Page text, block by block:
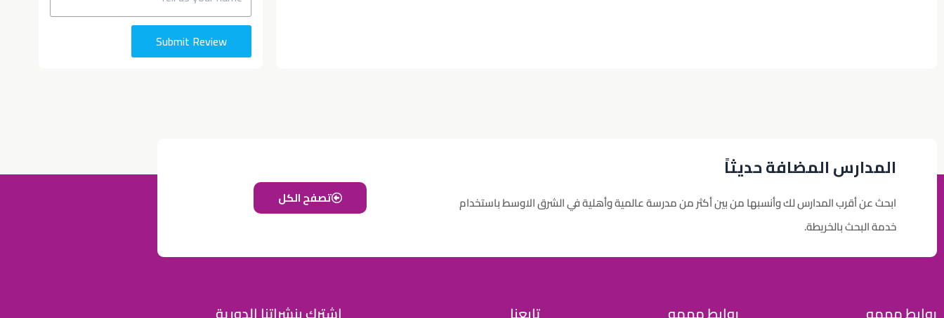
Submit Review
المدارس المضافة حديثاً
ابحث عن أقرب المدارس لك وأنسبها من بين أكثر من مدرسة عالمية وأهلية في الشرق الاوسط باستخدام
خدمة البحث بالخريطة.
تصفح الكل